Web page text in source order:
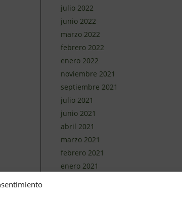
julio 2022
junio 2022
marzo 2022
febrero 2022
enero 2022
noviembre 2021
septiembre 2021
julio 2021
junio 2021
abril 2021
marzo 2021
febrero 2021
enero 2021